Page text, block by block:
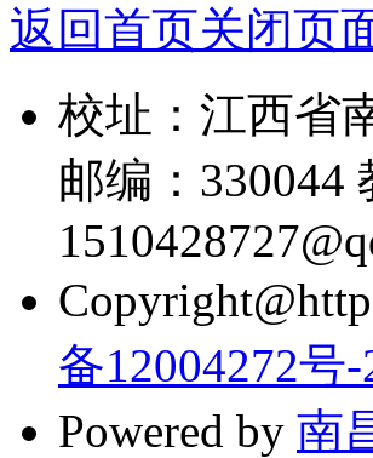
返回首页关闭页
校址：江西省
邮编：330044
备12004272号-
Powered by 南